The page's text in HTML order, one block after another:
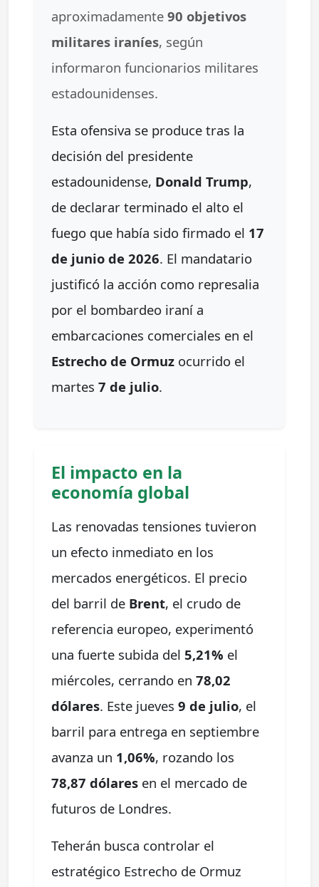
aproximadamente 90 objetivos
militares iraníes, según
informaron funcionarios militares
estadounidenses.
Esta ofensiva se produce tras la
decisión del presidente
estadounidense, Donald Trump,
de declarar terminado el alto el
fuego que había sido firmado el 17
de junio de 2026. El mandatario
justificó la acción como represalia
por el bombardeo iraní a
embarcaciones comerciales en el
Estrecho de Ormuz ocurrido el
martes 7 de julio.
El impacto en la
economía global
Las renovadas tensiones tuvieron
un efecto inmediato en los
mercados energéticos. El precio
del barril de Brent, el crudo de
referencia europeo, experimentó
una fuerte subida del 5,21% el
miércoles, cerrando en 78,02
dólares. Este jueves 9 de julio, el
barril para entrega en septiembre
avanza un 1,06%, rozando los
78,87 dólares en el mercado de
futuros de Londres.
Teherán busca controlar el
estratégico Estrecho de Ormuz